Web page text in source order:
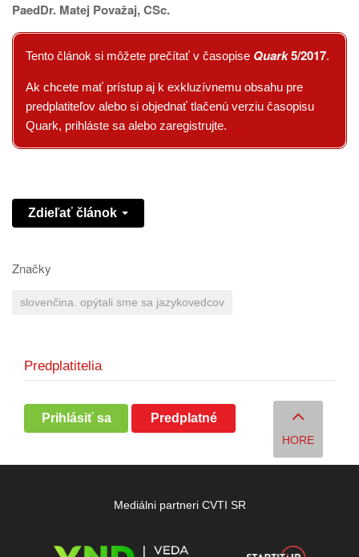
PaedDr. Matej Považaj, CSc.
Tento článok si môžete prečítať v časopise Quark5/2017.
Ak chcete mať prístup aj k exkluzívnemu obsahu pre
predplatiteľov alebo si objednať tlačenú verziu časopisu
Quark, prihláste sa alebo zaregistrujte.
Zdieľať článok
Značky
slovenčina. opýtali sme sa jazykovedcov
Predplatitelia
Prihlásiť sa Predplatné
HORE
Mediálni partneri CVTI SR